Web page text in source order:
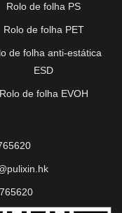
Rolo de folha PS
Rolo de folha PET
de folha anti-estática
ESD
Rolo de folha EVOH